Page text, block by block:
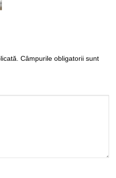
Câmpurile obligatorii sunt